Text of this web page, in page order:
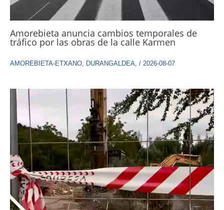
Amorebieta anuncia cambios temporales de
tráfico por las obras de la calle Karmen
AMOREBIETA-ETXANO DURANGALDEA / 2026-08-07